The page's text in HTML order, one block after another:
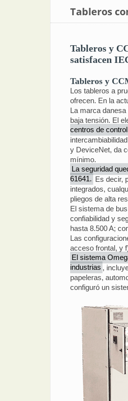
Tableros
Tableros y
satisfacen
Tableros y
Los tableros a
ofrecen. En la
La marca
baja tensión. El
centros de
y DeviceNet, da
mínimo.
La seguridad
61641. Es decir,
integrados,
pliegos de alta
El sistema de
confiabilidad y
hasta 8.500 A;
Las
acceso frontal, y
El sistema
industrias ,
papeleras,
configuró un